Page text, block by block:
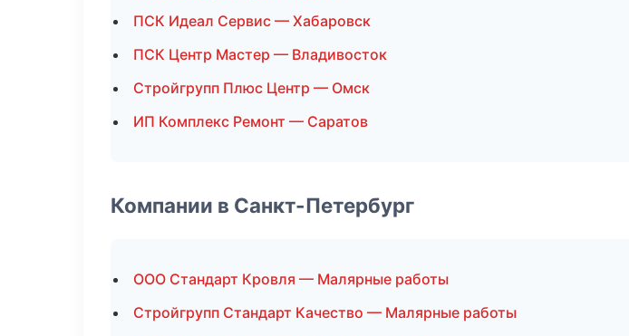
ПСК Идеал Сервис — Хабаровск
ПСК Центр Мастер — Владивосток
Стройгрупп Плюс Центр — Омск
ИП Комплекс Ремонт — Саратов
Компании в Санкт-Петербург
ООО Стандарт Кровля — Малярные работы
Стройгрупп Стандарт Качество — Малярные работы